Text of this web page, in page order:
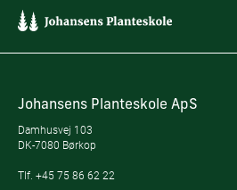
Johansens Planteskole ApS
Damhusvej 103
DK-7080 Børkop
Tlf. +45 75 86 62 22